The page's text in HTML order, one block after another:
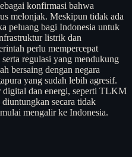
konfirmasi bahwa
melonjak. Meskipun tidak ada
peluang bagi Indonesia untuk
listrik dan
perlu mempercepat
regulasi yang mendukung
bersaing dengan negara
yang sudah lebih agresif.
dan energi, seperti TLKM
secara tidak
mengalir ke Indonesia.